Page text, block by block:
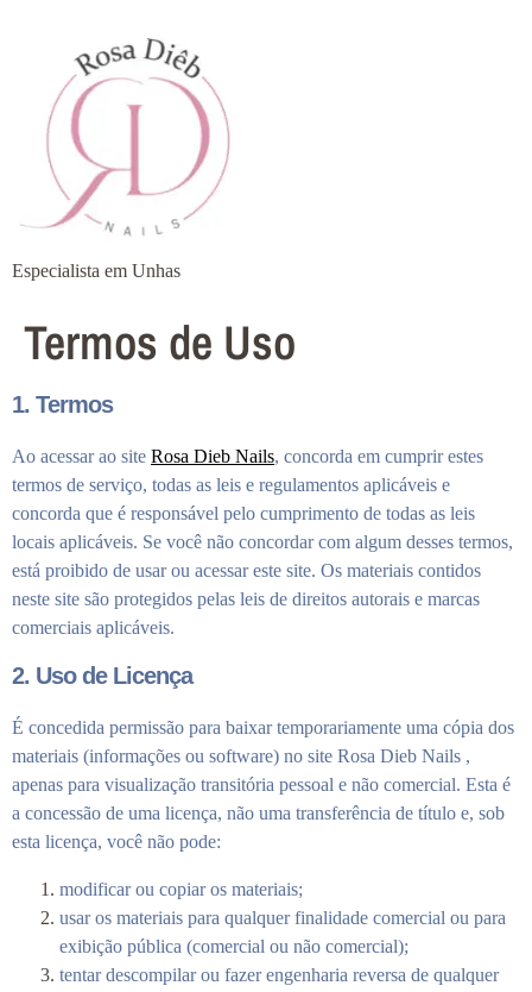
Especialista em Unhas
Termos de Uso
1. Termos
Ao acessar ao site Rosa Dieb Nails, concorda em cumprir estes
termos de serviço, todas as leis e regulamentos aplicáveis ​​e
concorda que é responsável pelo cumprimento de todas as leis
locais aplicáveis. Se você não concordar com algum desses termos,
está proibido de usar ou acessar este site. Os materiais contidos
neste site são protegidos pelas leis de direitos autorais e marcas
comerciais aplicáveis.
2. Uso de Licença
É concedida permissão para baixar temporariamente uma cópia dos
materiais (informações ou software) no site Rosa Dieb Nails ,
apenas para visualização transitória pessoal e não comercial. Esta é
a concessão de uma licença, não uma transferência de título e, sob
esta licença, você não pode:
modificar ou copiar os materiais;
usar os materiais para qualquer finalidade comercial ou para
exibição pública (comercial ou não comercial);
tentar descompilar ou fazer engenharia reversa de qualquer